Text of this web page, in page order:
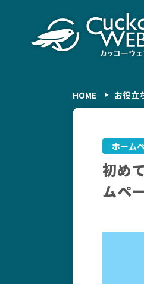
HOME お役立
ホーム
初め
ムペ